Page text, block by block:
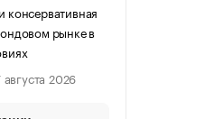
консервативная
рынке в
августа 2026